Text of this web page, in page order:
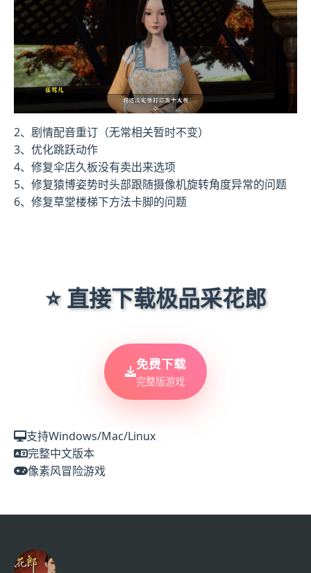
2、剧情配音重订（无常相关暂时不变）
3、优化跳跃动作
4、修复伞店久板没有卖出来选项
5、修复猿博姿势时头部跟随摄像机旋转角度异常的问题
6、修复草堂楼梯下方法卡脚的问题
⭐ 直接下载极品采花郎
免费下载
完整版游戏
支持Windows/Mac/Linux
完整中文版本
像素风冒险游戏